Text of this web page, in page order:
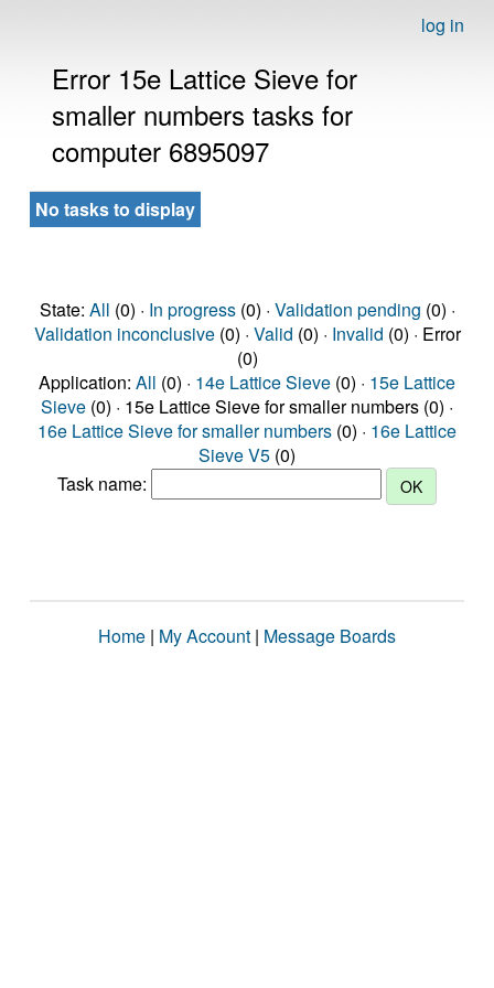
log in
Error 15e Lattice Sieve for
smaller numbers tasks for
computer 6895097
No tasks to display
State: All (0) · In progress(0) · Validation pending (0) ·
Validation inconclusive(0) · Valid (0) · Invalid (0) · Error
(0)
Application: All (0) · 14e Lattice Sieve (0) · 15e Lattice
Sieve (0) · 15e Lattice Sieve for smaller numbers (0) ·
16e Lattice Sieve for smaller numbers (0) · 16e Lattice
Sieve V5 (0)
Task name:
Home | My Account | Message Boards